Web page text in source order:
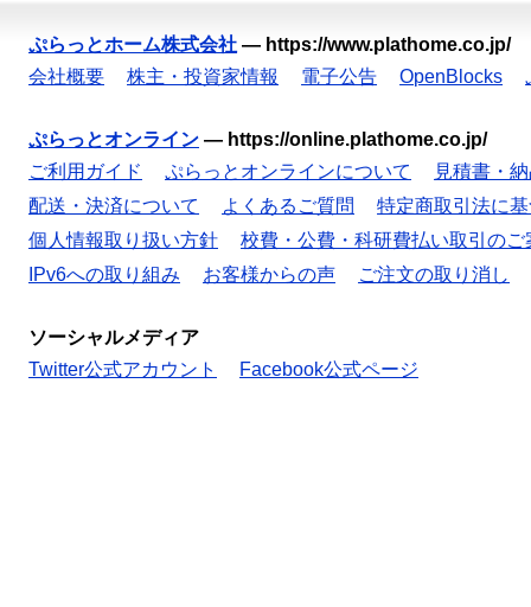
ぷらっとホーム株式会社 — https://www.plathome.co.jp/
会社概要
株主・投資家情報 電子公告 OpenBlocks
ぷらっとオンライン — https://online.plathome.co.jp/
ご利用ガイド
ぷらっとオンラインについて
見積書・
配送・決済について
よくあるご質問
特定商取引法に
個人情報取り扱い方針
校費・公費・科研費払い取引のご
IPv6への取り組み
お客様からの声 ご注文の取り消し
ソーシャルメディア
Twitter公式アカウント
Facebook公式ページ